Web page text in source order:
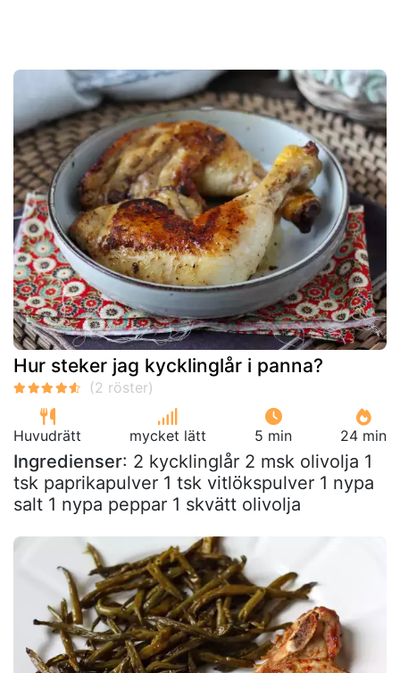
Hur steker jag kycklinglår i panna?
Huvudrätt mycket lätt 5 min 24 min
Ingredienser: 2 kycklinglår 2 msk olivolja 1
tsk paprikapulver 1 tsk vitlökspulver 1 nypa
salt 1 nypa peppar 1 skvätt olivolja